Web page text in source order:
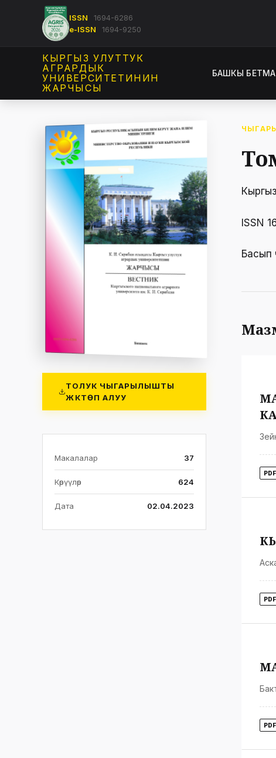
ISSN
1694-6286
e-ISSN
1694-9250
КЫРГЫЗ УЛУТТУК
АГРАРДЫК
УНИВЕРСИТЕТИНИН
ЖАРЧЫСЫ
БАШКЫ БЕТ
ТОЛУК ЧЫГАРЫЛЫШТЫ
ЖҮКТӨП АЛУУ
Макалалар 37
Көрүүлөр 624
Дата 02.04.2023
ISSN
Басып
PDF
PDF
PDF